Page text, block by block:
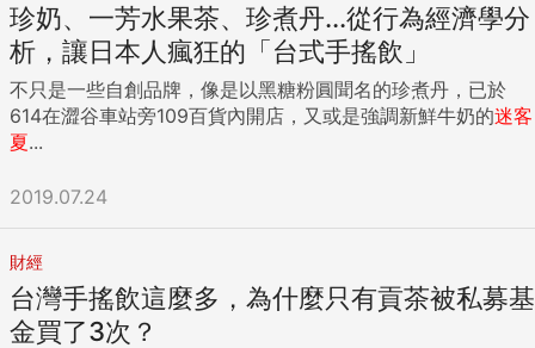
珍奶、一芳水果茶、珍煮丹...從行為經濟學分
析，讓日本人瘋狂的「台式手搖飲」
不只是一些自創品牌，像是以黑糖粉圓聞名的珍煮丹，已於
614在澀谷車站旁109百貨內開店，又或是強調新鮮牛奶的迷客
夏...
2019.07.24
財經
台灣手搖飲這麼多，為什麼只有貢茶被私募基
金買了3次？